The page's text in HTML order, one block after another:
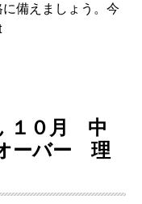
備えましょう。今
１０月 中
ーバー 理